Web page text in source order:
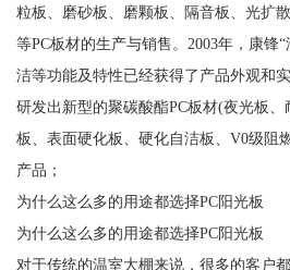
粒板、磨砂板、磨颗板、隔音板、光扩
等PC板材的生产与销售。2003年，康锋
洁等功能及特性已经获得了产品外观和
研发出新型的聚碳酸酯PC板材(夜光板
板、表面硬化板、硬化自洁板、V0级阻
产品；
为什么这么多的用途都选择PC阳光板
为什么这么多的用途都选择PC阳光板
对于传统的温室大棚来说，很多的客户